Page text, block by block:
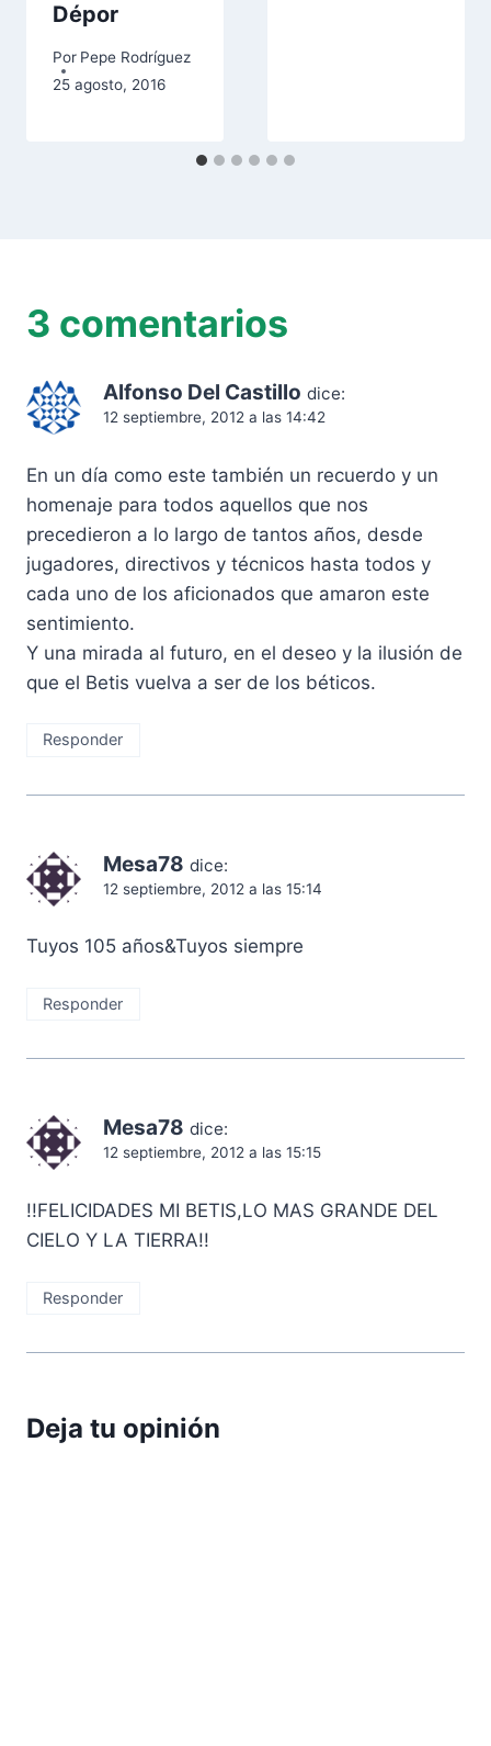
Dépor
Por Pepe Rodríguez
25 agosto, 2016
3 comentarios
Alfonso Del Castillo dice:
12 septiembre, 2012 a las 14:42
En un día como este también un recuerdo y un
homenaje para todos aquellos que nos
precedieron a lo largo de tantos años, desde
jugadores, directivos y técnicos hasta todos y
cada uno de los aficionados que amaron este
sentimiento.
Y una mirada al futuro, en el deseo y la ilusión de
que el Betis vuelva a ser de los béticos.
Responder
Mesa78 dice:
12 septiembre, 2012 a las 15:14
Tuyos 105 años&Tuyos siempre
Responder
Mesa78 dice:
12 septiembre, 2012 a las 15:15
!!FELICIDADES MI BETIS,LO MAS GRANDE DEL
CIELO Y LA TIERRA!!
Responder
Deja tu opinión